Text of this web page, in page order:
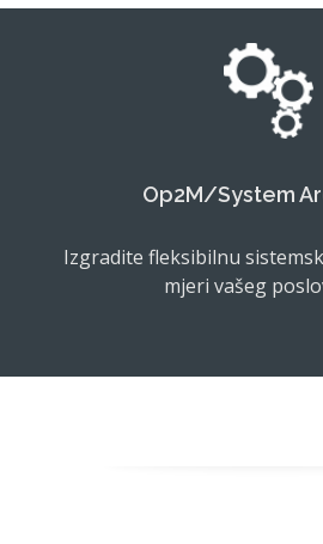
Op2M/System
Izgradite fleksibilnu
mjeri vašeg